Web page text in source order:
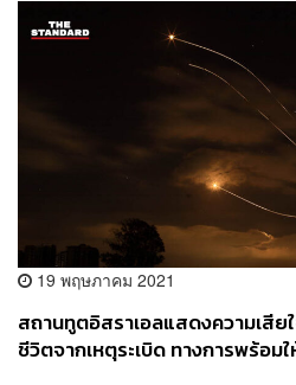
19 พฤษภาคม 2021
สถานทูตอิสราเอลแสดงความเสีย
ชีวิตจากเหตุระเบิด ทางการพร้อม